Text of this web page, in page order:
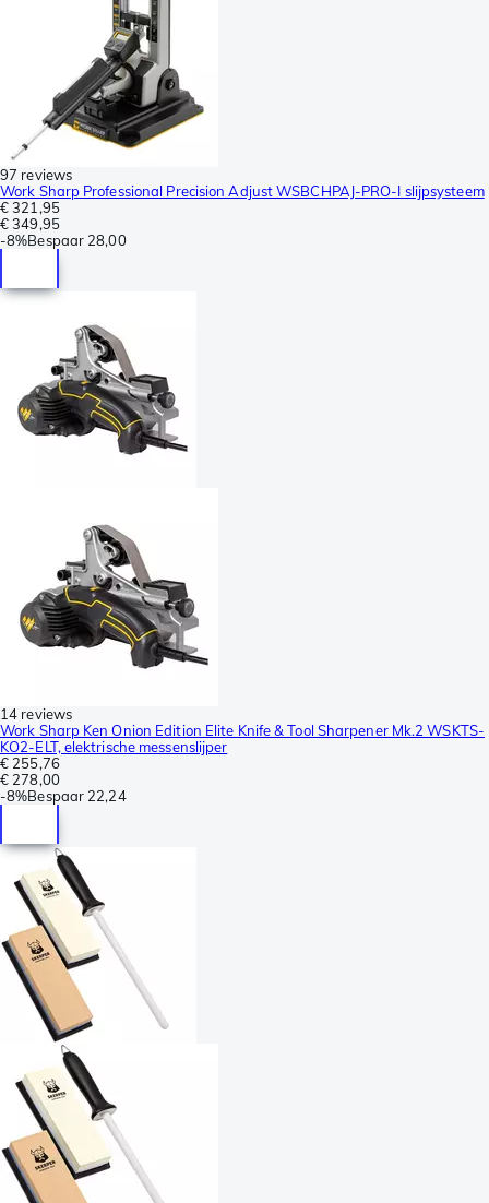
97 reviews
Work Sharp Professional Precision Adjust WSBCHPAJ-PRO-I slijpsysteem
€ 321,95
€ 349,95
-8%Bespaar 28,00
14 reviews
Work Sharp Ken Onion Edition Elite Knife & Tool Sharpener Mk.2 WSKTS-
KO2-ELT, elektrische messenslijper
€ 255,76
€ 278,00
-8%Bespaar 22,24